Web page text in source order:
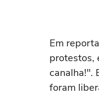
Em
protestos,
canalha!".
foram